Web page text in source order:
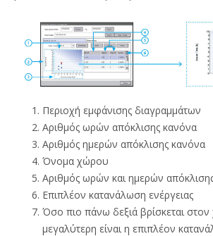
Περιοχή εμφάνισης διαγραμμάτων
Αριθμός ωρών απόκλισης κανόνα
Αριθμός ημερών απόκλισης κανόνα
Όνομα χώρου
Αριθμός ωρών και ημερών
Επιπλέον κατανάλωση ενέργειας
Όσο πιο πάνω δεξιά βρίσκεται
μεγαλύτερη είναι η επιπλέον